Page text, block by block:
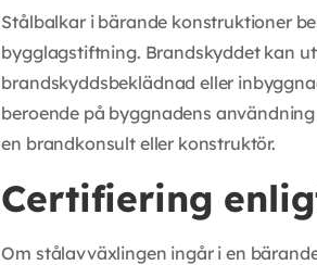
Stålbalkar i bärande konstruktioner
bygglagstiftning. Brandskyddet kan
brandskyddsbeklädnad eller
beroende på byggnadens
en brandkonsult eller konstruktör.
Certifiering
Om stålavväxlingen ingår i en